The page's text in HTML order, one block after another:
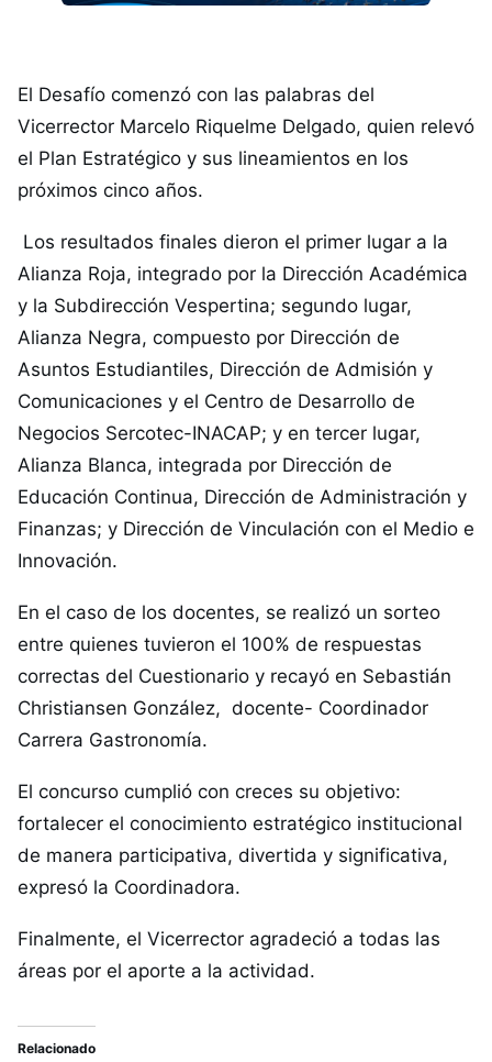
El Desafío comenzó con las palabras del
Vicerrector Marcelo Riquelme Delgado, quien relevó
el Plan Estratégico y sus lineamientos en los
próximos cinco años.
Los resultados finales dieron el primer lugar a la
Alianza Roja, integrado por la Dirección Académica
y la Subdirección Vespertina; segundo lugar,
Alianza Negra, compuesto por Dirección de
Asuntos Estudiantiles, Dirección de Admisión y
Comunicaciones y el Centro de Desarrollo de
Negocios Sercotec-INACAP; y en tercer lugar,
Alianza Blanca, integrada por Dirección de
Educación Continua, Dirección de Administración y
Finanzas; y Dirección de Vinculación con el Medio e
Innovación.
En el caso de los docentes, se realizó un sorteo
entre quienes tuvieron el 100% de respuestas
correctas del Cuestionario y recayó en Sebastián
Christiansen González, docente- Coordinador
Carrera Gastronomía.
El concurso cumplió con creces su objetivo:
fortalecer el conocimiento estratégico institucional
de manera participativa, divertida y significativa,
expresó la Coordinadora.
Finalmente, el Vicerrector agradeció a todas las
áreas por el aporte a la actividad.
Relacionado